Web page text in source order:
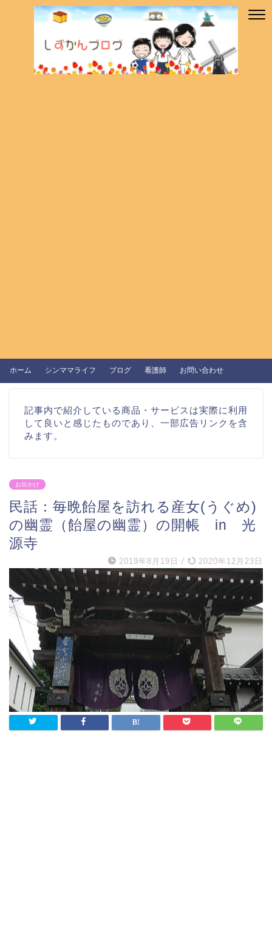
ホーム シンママライフ ブログ 看護師 お問い合わせ
記事内で紹介している商品・サービスは実際に利用
して良いと感じたものであり、一部広告リンクを含
みます。
お出かけ
民話：毎晩飴屋を訪れる産女(うぐめ)
の幽霊（飴屋の幽霊）の開帳 in 光
源寺
2019年8月19日 / 2020年12月23日